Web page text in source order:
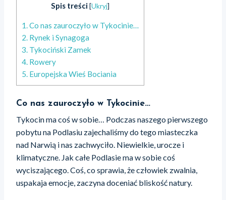
Spis treści[Ukryj]
1.Co nas zauroczyło w Tykocinie…
2. Rynek i Synagoga
3. Tykociński Zamek
4. Rowery
5. Europejska Wieś Bociania
Co nas zauroczyło w Tykocinie…
Tykocin ma coś w sobie… Podczas naszego pierwszego
pobytu na Podlasiu zajechaliśmy do tego miasteczka
nad Narwią i nas zachwyciło. Niewielkie, urocze i
klimatyczne. Jak całe Podlasie ma w sobie coś
wyciszającego. Coś, co sprawia, że człowiek zwalnia,
uspakaja emocje, zaczyna doceniać bliskość natury.